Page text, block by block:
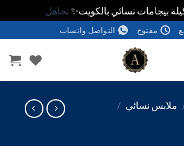
نسائي بالكويت✨تجاهل
مفتوح التواصل واتساب
نسائي /